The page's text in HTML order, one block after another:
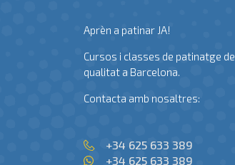
Aprèn a patinar JA!
Cursos i classes de patinatge de
qualitat a Barcelona.
Contacta amb nosaltres:
+34 625 633 389
+34 625 633 389